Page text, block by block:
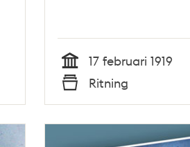
Tid
17 februari 1919
Typ
Ritning